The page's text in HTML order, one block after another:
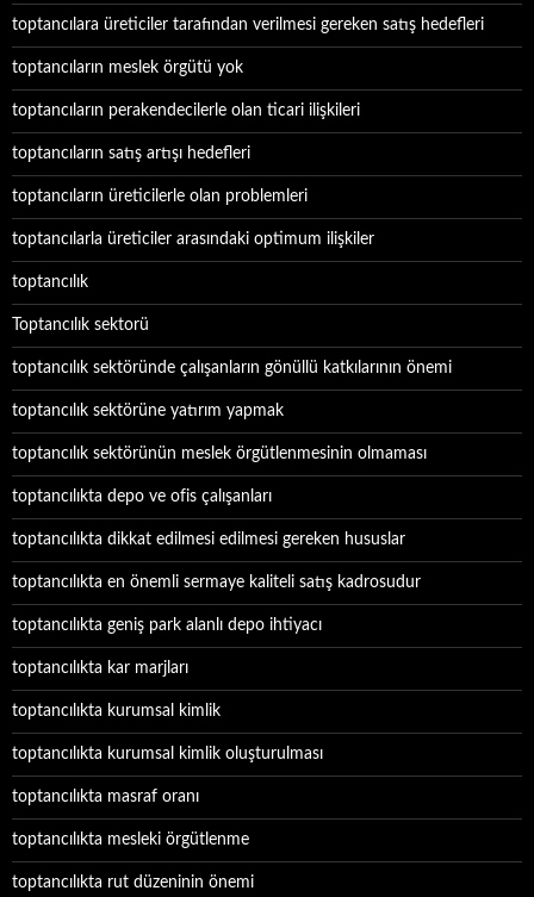
toptancılara üreticiler tarafından verilmesi gereken satış hedefleri
toptancıların meslek örgütü yok
toptancıların perakendecilerle olan ticari ilişkileri
toptancıların satış artışı hedefleri
toptancıların üreticilerle olan problemleri
toptancılarla üreticiler arasındaki optimum ilişkiler
toptancılık
Toptancılık sektorü
toptancılık sektöründe çalışanların gönüllü katkılarının önemi
toptancılık sektörüne yatırım yapmak
toptancılık sektörünün meslek örgütlenmesinin olmaması
toptancılıkta depo ve ofis çalışanları
toptancılıkta dikkat edilmesi edilmesi gereken hususlar
toptancılıkta en önemli sermaye kaliteli satış kadrosudur
toptancılıkta geniş park alanlı depo ihtiyacı
toptancılıkta kar marjları
toptancılıkta kurumsal kimlik
toptancılıkta kurumsal kimlik oluşturulması
toptancılıkta masraf oranı
toptancılıkta mesleki örgütlenme
toptancılıkta rut düzeninin önemi